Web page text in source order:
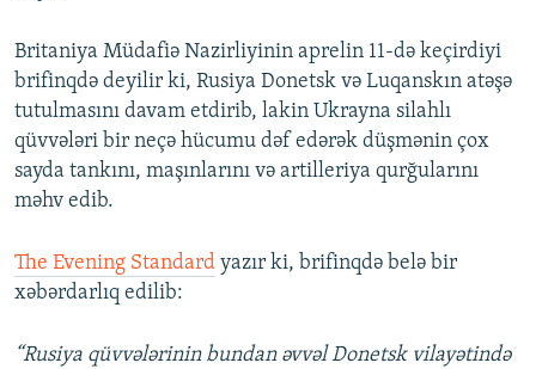
Britaniya Müdafiə Nazirliyinin aprelin 11-də keçirdiyi
brifinqdə deyilir ki, Rusiya Donetsk və Luqanskın atəşə
tutulmasını davam etdirib, lakin Ukrayna silahlı
qüvvələri bir neçə hücumu dəf edərək düşmənin çox
sayda tankını, maşınlarını və artilleriya qurğularını
məhv edib.
The Evening Standard yazır ki, brifinqdə belə bir
xəbərdarlıq edilib:
“Rusiya qüvvələrinin bundan əvvəl Donetsk vilayətində